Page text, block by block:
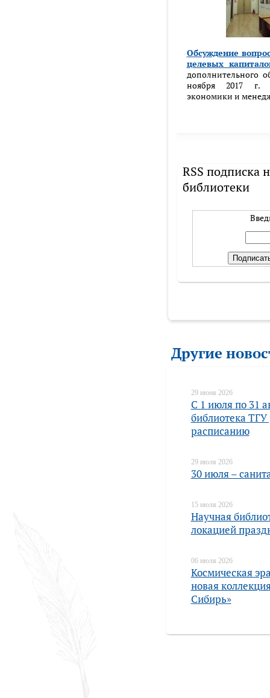
Обсуждение
целевых
дополнительного
ноября 2017 г.
экономики и
RSS подписка
библиотеки
Другие
29 июня 2026
С 1 июля по 31
библиотека ТГУ
расписанию
29 июля 2026
30 июля –
15 июля 2026
Научная
локацией
06 июля 2026
Космическая
новая
Сибирь»